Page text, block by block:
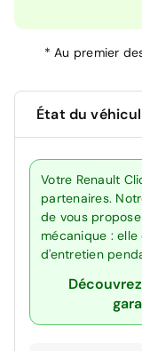
*Au premier
État du
Votre Renault
partenaires.
de vous
mécanique :
d'entretien